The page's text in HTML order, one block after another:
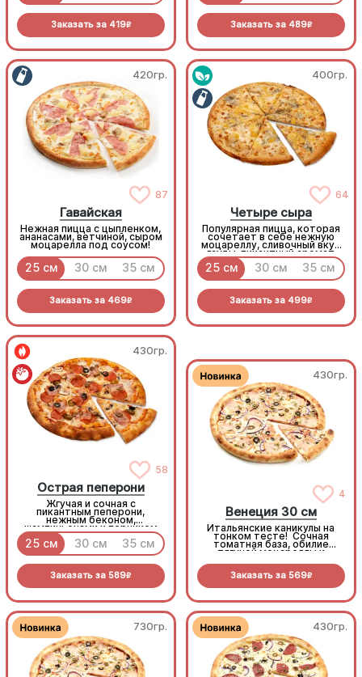
Заказать за 419R Заказать за 489R
420гр.
87
Гавайская
Нежная пицца с цыпленком,
ананасами, ветчиной, сыром
моцарелла под соусом!
25 см 30 см 35 см
Заказать за 469R
400гр.
64
Четыре сыра
Популярная пицца, которая
сочетает в себе нежную
моцареллу, сливочный вкус
гауды, пикантный аромат
пармезана и пряность сыра
дорблю!
25 см 30 см 35 см
Заказать за 499R
430гр.
58
Острая пеперони
Жгучая и сочная с
пикантным пеперони,
нежным беконом,
шампиньонами и перчиком
халапеньо под моцареллой
25 см 30 см 35 см
Заказать за 589R
430гр.
4
Венеция 30 см
Итальянские каникулы на
тонком тесте! Сочная
томатная база, обилие
тягучей моцареллы и
курочка. Микс маслин,
оливок и сладкого шалота
средиземноморский вкус
Заказать за 569R
730гр. 430гр.